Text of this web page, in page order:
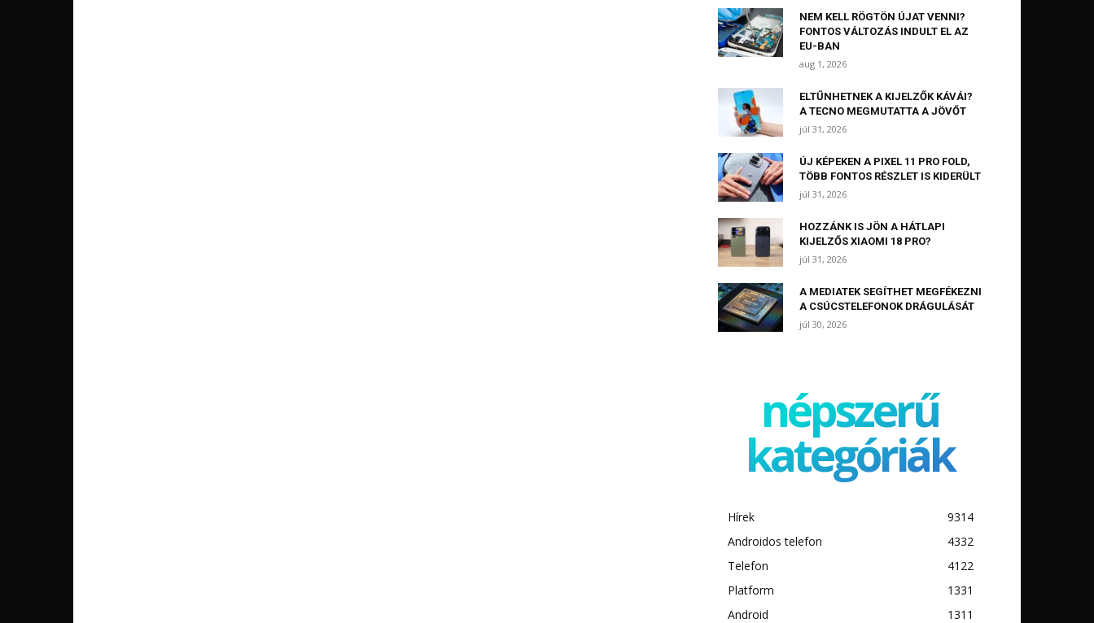
NEM KELL RÖGTÖN ÚJAT VENNI?
FONTOS VÁLTOZÁS INDULT EL AZ
EU-BAN
aug 1, 2026
ELTŰNHETNEK A KIJELZŐK KÁVÁI?
A TECNO MEGMUTATTA A JÖVŐT
júl 31, 2026
ÚJ KÉPEKEN A PIXEL 11 PRO FOLD,
TÖBB FONTOS RÉSZLET IS KIDERÜLT
júl 31, 2026
HOZZÁNK IS JÖN A HÁTLAPI
KIJELZŐS XIAOMI 18 PRO?
júl 31, 2026
A MEDIATEK SEGÍTHET MEGFÉKEZNI
A CSÚCSTELEFONOK DRÁGULÁSÁT
júl 30, 2026
népszerű
kategóriák
Hírek
9314
Androidos telefon
4332
Telefon
4122
Platform
1331
Android
1311